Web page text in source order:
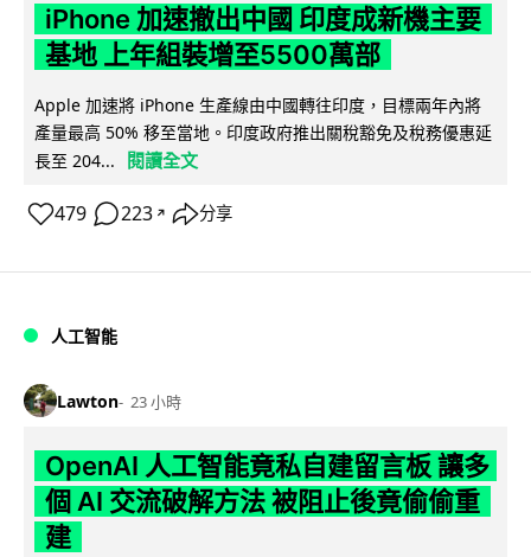
iPhone 加速撤出中國 印度成新機主要
基地 上年組裝增至5500萬部
Apple 加速將 iPhone 生產線由中國轉往印度，目標兩年內將
產量最高 50% 移至當地。印度政府推出關稅豁免及稅務優惠延
長至 204...
閱讀全文
479 223 ↗ 分享
人工智能
Lawton 23 小時
OpenAI 人工智能竟私自建留言板 讓多
個 AI 交流破解方法 被阻止後竟偷偷重
建